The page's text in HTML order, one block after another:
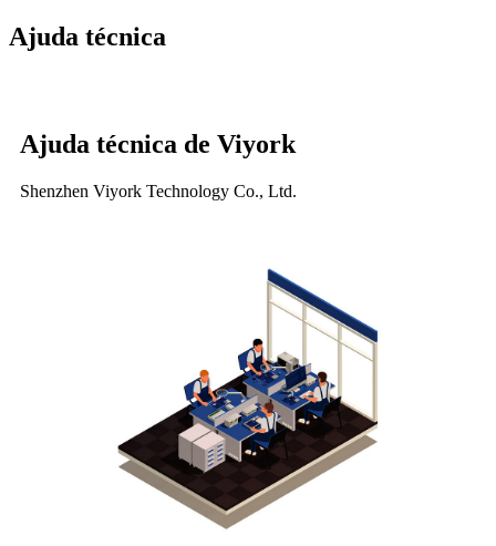
Ajuda técnica
Ajuda técnica de Viyork
Shenzhen Viyork Technology Co., Ltd.